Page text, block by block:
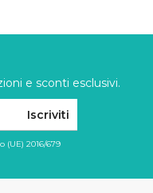
e sconti esclusivi.
Iscriviti
(UE) 2016/679